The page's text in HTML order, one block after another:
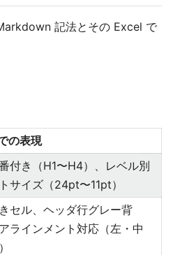
記法とその Excel で
の表現
付き（H1〜H4）、レベル別
サイズ（24pt〜11pt）
セル、ヘッダ行グレー背
ラインメント対応（左・中